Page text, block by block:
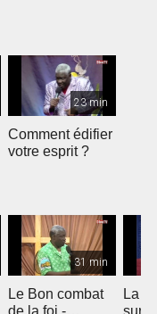
23 min
Comment édifier
votre esprit ?
31 min
Le Bon combat
La